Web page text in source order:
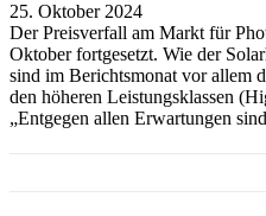
25. Oktober 2024
Der Preisverfall am Markt für
Oktober fortgesetzt. Wie der
sind im Berichtsmonat vor allem
den höheren Leistungsklassen
„Entgegen allen Erwartungen